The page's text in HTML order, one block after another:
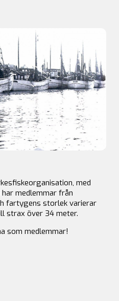
med
medlemmar från
fartygens storlek varierar
strax över 34 meter.
som medlemmar!